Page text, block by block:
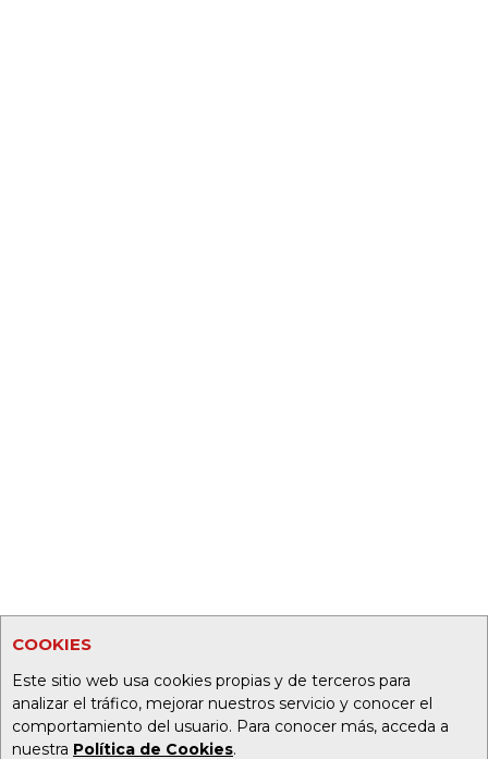
COOKIES
Este sitio web usa cookies propias y de terceros para
analizar el tráfico, mejorar nuestros servicio y conocer el
comportamiento del usuario. Para conocer más, acceda a
nuestra Política de Cookies.